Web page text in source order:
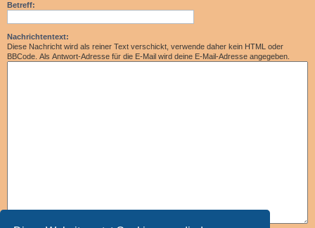
Betreff:
Nachrichtentext:
Diese Nachricht wird als reiner Text verschickt, verwende daher kein HTML oder
BBCode. Als Antwort-Adresse für die E-Mail wird deine E-Mail-Adresse angegeben.